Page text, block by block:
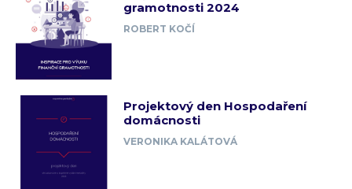
gramotnosti 2024
ROBERT KOČÍ
Projektový den Hospodaření
domácnosti
VERONIKA KALÁTOVÁ